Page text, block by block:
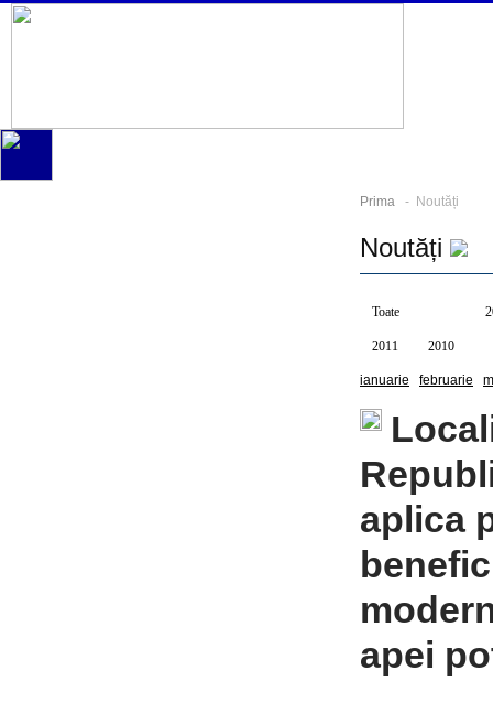
Prima - Noutăți
Noutăți
Toate
2011 2010
ianuarie februarie
aplica
apei